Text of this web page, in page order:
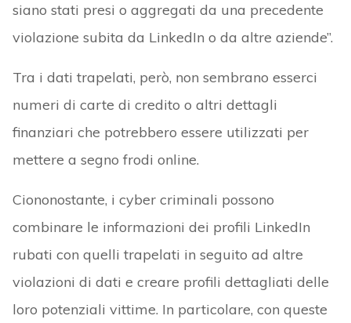
siano stati presi o aggregati da una precedente
violazione subita da LinkedIn o da altre aziende”.
Tra i dati trapelati, però, non sembrano esserci
numeri di carte di credito o altri dettagli
finanziari che potrebbero essere utilizzati per
mettere a segno frodi online.
Ciononostante, i cyber criminali possono
combinare le informazioni dei profili LinkedIn
rubati con quelli trapelati in seguito ad altre
violazioni di dati e creare profili dettagliati delle
loro potenziali vittime. In particolare, con queste